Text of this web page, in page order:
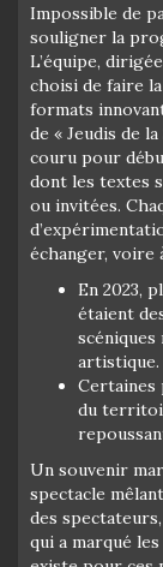
Impossible de
souligner la
L’équipe,
choisi de faire
formats
de « Jeudis de
couru pour
dont les textes
ou invitées.
échanger, voire
En 2023,
étaient
artistique.
Certaines
du
Un souvenir
spectacle
des
qui a marqué